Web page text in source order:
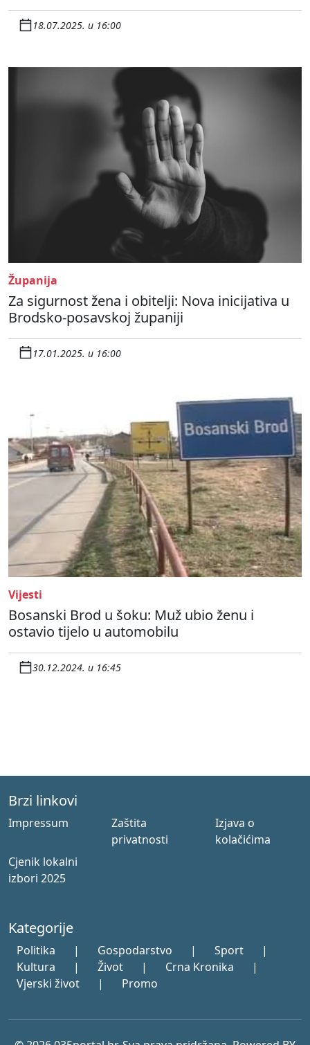
18.07.2025. u 16:00
Županija
Za sigurnost žena i obitelji: Nova inicijativa u
Brodsko-posavskoj županiji
17.01.2025. u 16:00
Vijesti
Bosanski Brod u šoku: Muž ubio ženu i
ostavio tijelo u automobilu
30.12.2024. u 16:45
Brzi linkovi
Impressum
Zaštita
privatnosti
Izjava o
kolačićima
Cjenik lokalni
izbori 2025
Kategorije
Politika | Gospodarstvo | Sport
|
Kultura
| Život | Crna Kronika
|
Vjerski život
| Promo